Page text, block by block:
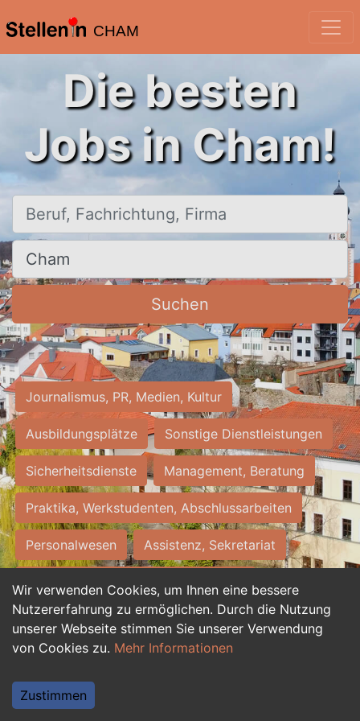
CHAM
Wir verwenden Cookies, um Ihnen eine bessere
Nutzererfahrung zu ermöglichen. Durch die Nutzung
unserer Webseite stimmen Sie unserer Verwendung
von Cookies zu. Mehr Informationen
Zustimmen
Die besten
Jobs in Cham!
Beruf, Fachrichtung, Firma
Ort, Stadt
Suchen
Journalismus, PR, Medien, Kultur
Ausbildungsplätze Sonstige Dienstleistungen
Sicherheitsdienste Management, Beratung
Praktika, Werkstudenten, Abschlussarbeiten
Personalwesen Assistenz, Sekretariat
Hilfskräfte, Aushilfs- und Nebenjobs
Einkauf, Logistik, Materialwirtschaft
Weiterbildung, Studium, duale Ausbildung
Tourismus